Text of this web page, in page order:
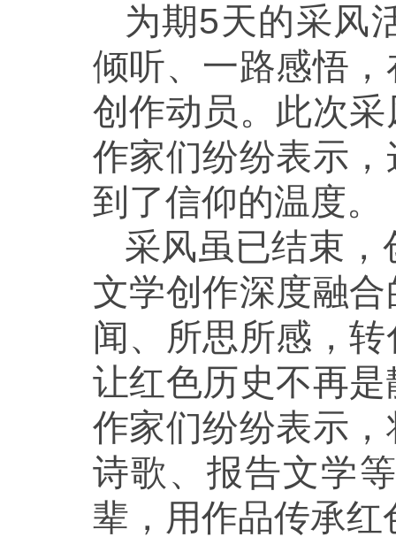
为期5天的采风
倾听、一路感悟
创作动员。此次
作家们纷纷表示
到了信仰的温度。
采风虽已结束
文学创作深度融
闻、所思所感，
让红色历史不再
作家们纷纷表示
诗歌、报告文学
辈，用作品传承红